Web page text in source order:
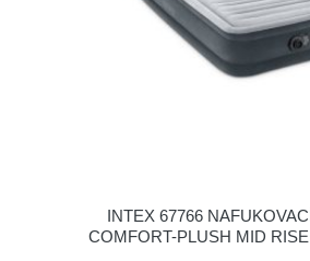
INTEX 67766
COMFORT-PLUSH MID